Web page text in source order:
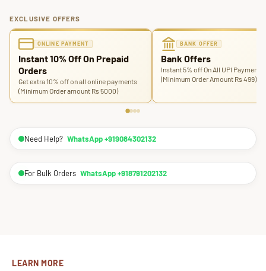
EXCLUSIVE OFFERS
ONLINE PAYMENT
Instant 10% Off On Prepaid
Orders
Get extra 10% off on all online payments
(Minimum Order amount Rs 5000)
BANK OFFER
Bank Offers
Instant 5% off On All UPI Payments
(Minimum Order Amount Rs 499)
Need Help? WhatsApp +919084302132
For Bulk Orders WhatsApp +918791202132
LEARN MORE